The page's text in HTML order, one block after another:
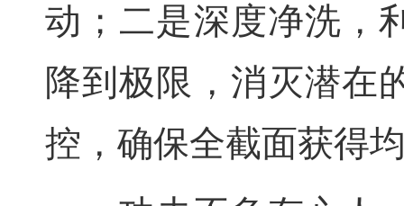
动；二是深度净洗，
降到极限，消灭潜在
控，确保全截面获得